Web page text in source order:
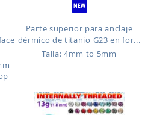
Parte superior para anclaje
dérmico de titanio G23 en for...
Talla: 4mm to 5mm